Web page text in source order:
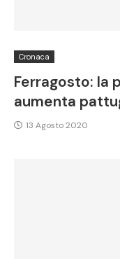
Cronaca
Ferragosto: la
aumenta
13 Agosto 2020